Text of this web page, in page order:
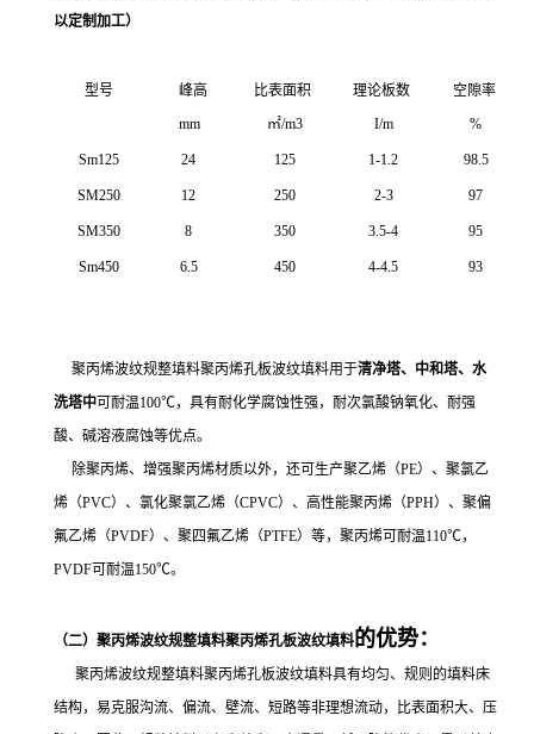
以定制加工）
型号
峰高
mm
比表面积
㎡/m3
理论板数
I/m
空隙率
%
Sm125 24 125 1-1.2 98.5
SM250 12 250 2-3 97
SM350 8 350 3.5-4 95
Sm450 6.5 450 4-4.5 93
聚丙烯波纹规整填料聚丙烯孔板波纹填料用于清净塔、中和塔、水
洗塔中可耐温100℃，具有耐化学腐蚀性强，耐次氯酸钠氧化、耐强
酸、碱溶液腐蚀等优点。
除聚丙烯、增强聚丙烯材质以外，还可生产聚乙烯（PE）、聚氯乙
烯（PVC）、氯化聚氯乙烯（CPVC）、高性能聚丙烯（PPH）、聚偏
氟乙烯（PVDF）、聚四氟乙烯（PTFE）等， 聚丙烯可耐温110℃，
PVDF可耐温150℃。
（二） 聚丙烯波纹规整填料聚丙烯孔板波纹填料的优势：
聚丙烯波纹规整填料聚丙烯孔板波纹填料具有均匀、规则的填料床
结构，易克服沟流、偏流、壁流、短路等非理想流动，比表面积大、压